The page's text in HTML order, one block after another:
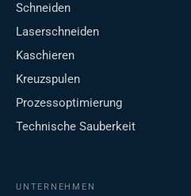
Schneiden
Laserschneiden
Kaschieren
Kreuzspulen
Prozessoptimierung
Technische Sauberkeit
UNTERNEHMEN